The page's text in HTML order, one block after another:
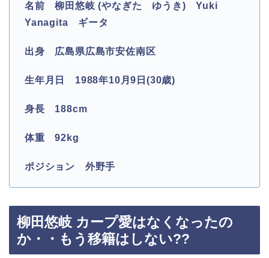
名前 柳田悠岐 (やなぎた ゆうき) Yuki
Yanagita ギータ
出身 広島県広島市安佐南区
生年月日 1988年10月9日(30歳)
身長 188cm
体重 92kg
ポジション 外野手
柳田悠岐 カープ愛はなくなったの
か・・もう移籍はしない??